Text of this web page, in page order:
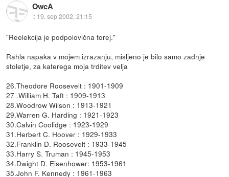
OwcA
:: 19. sep 2002, 21:15
"Reelekcija je podpolovična torej."
Rahla napaka v mojem izrazanju, misljeno je bilo samo zadnje
stoletje, za katerega moja trditev velja
26.Theodore Roosevelt : 1901-1909
27 .William H. Taft : 1909-1913
28.Woodrow Wilson : 1913-1921
29.Warren G. Harding : 1921-1923
30.Calvin Coolidge : 1923-1929
31.Herbert C. Hoover : 1929-1933
32.Franklin D. Roosevelt : 1933-1945
33.Harry S. Truman : 1945-1953
34.Dwight D. Eisenhower: 1953-1961
35.John F. Kennedy : 1961-1963